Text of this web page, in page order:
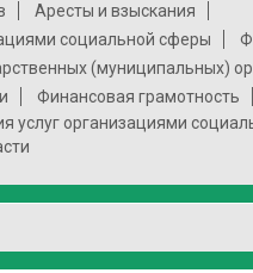
Аресты и взыскания
социальной сферы
(муниципальных)
Финансовая грамотность
услуг организациями